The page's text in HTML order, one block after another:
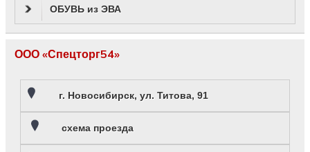
ОБУВЬ из ЭВА
ООО «Спецторг54»
г. Новосибирск, ул. Титова, 91
схема проезда